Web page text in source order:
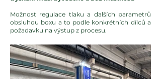
Možnost regulace tlaku a dalších parametrů
obsluhou boxu a to podle konkrétních dílců a
požadavku na výstup z procesu.